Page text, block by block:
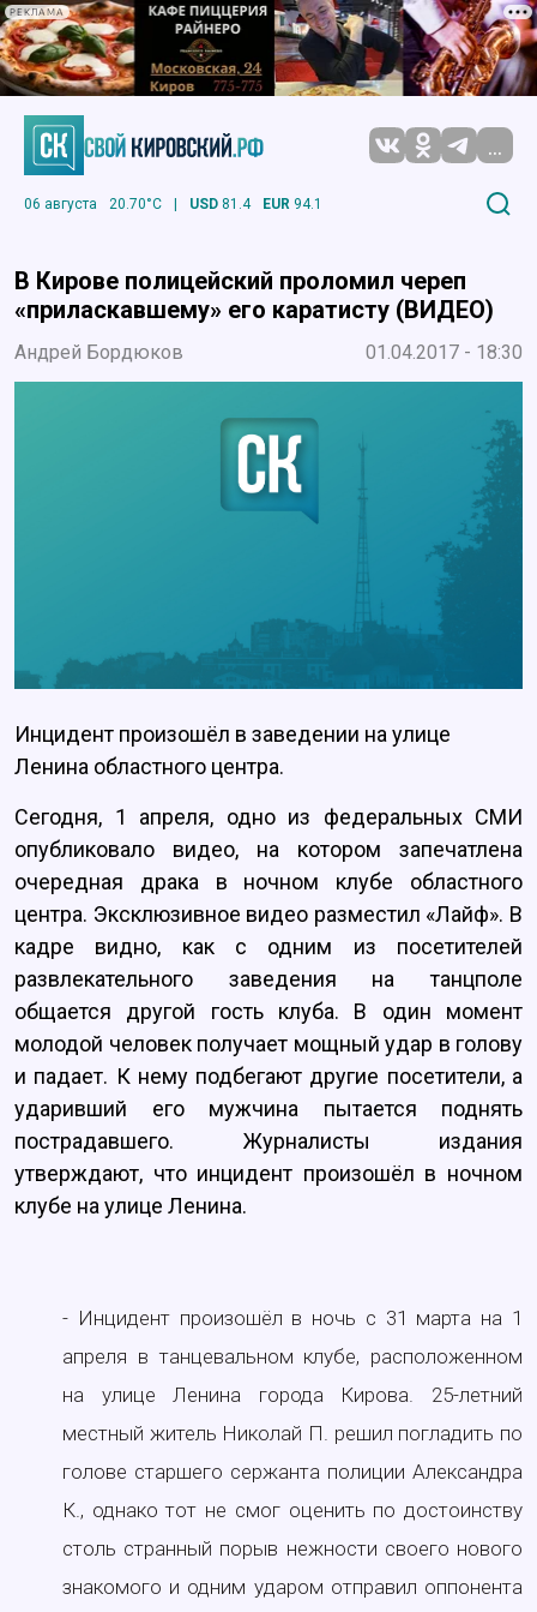
РЕКЛАМА
...
06 августа 20.70°C | USD 81.4 EUR 94.1
В Кирове полицейский проломил череп
«приласкавшему» его каратисту (ВИДЕО)
Андрей Бордюков 01.04.2017 - 18:30
Инцидент произошёл в заведении на улице
Ленина областного центра.
Сегодня, 1 апреля, одно из федеральных СМИ
опубликовало видео, на котором запечатлена
очередная драка в ночном клубе областного
центра. Эксклюзивное видео разместил «Лайф». В
кадре видно, как с одним из посетителей
развлекательного заведения на танцполе
общается другой гость клуба. В один момент
молодой человек получает мощный удар в голову
и падает. К нему подбегают другие посетители, а
ударивший его мужчина пытается поднять
пострадавшего. Журналисты издания
утверждают, что инцидент произошёл в ночном
клубе на улице Ленина.
- Инцидент произошёл в ночь с 31 марта на 1
апреля в танцевальном клубе, расположенном
на улице Ленина города Кирова. 25-летний
местный житель Николай П. решил погладить по
голове старшего сержанта полиции Александра
К., однако тот не смог оценить по достоинству
столь странный порыв нежности своего нового
знакомого и одним ударом отправил оппонента